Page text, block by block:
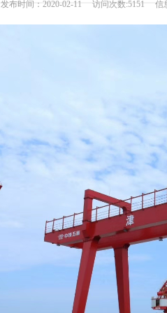
发布时间：2020-02-11 访问次数:5151 信息来源